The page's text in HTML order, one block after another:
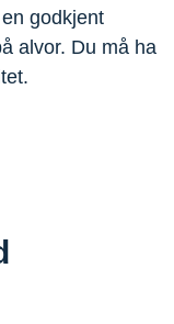
godkjent
alvor. Du må ha